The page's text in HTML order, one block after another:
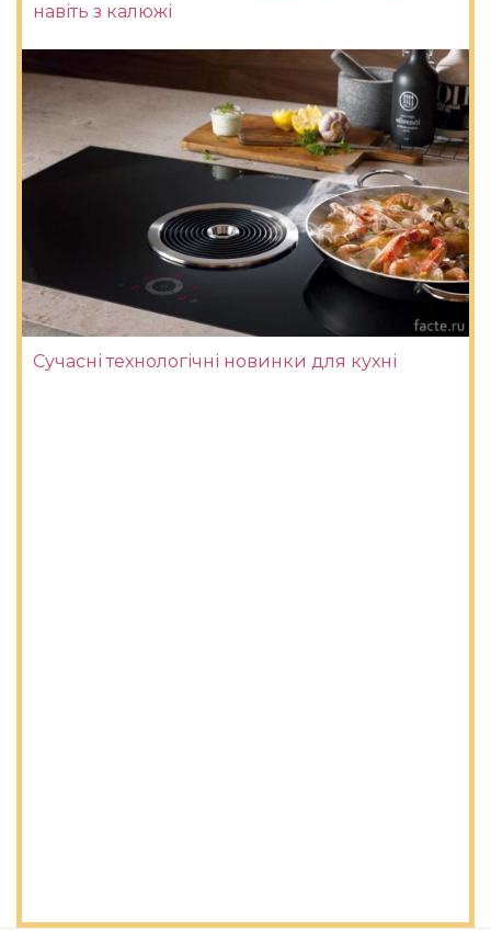
навіть з калюжі
Сучасні технологічні новинки для кухні